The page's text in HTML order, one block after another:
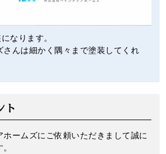
なります。
んは細かく隅々まで塗装してくれ
ト
ームズにご依頼いただきまして誠に